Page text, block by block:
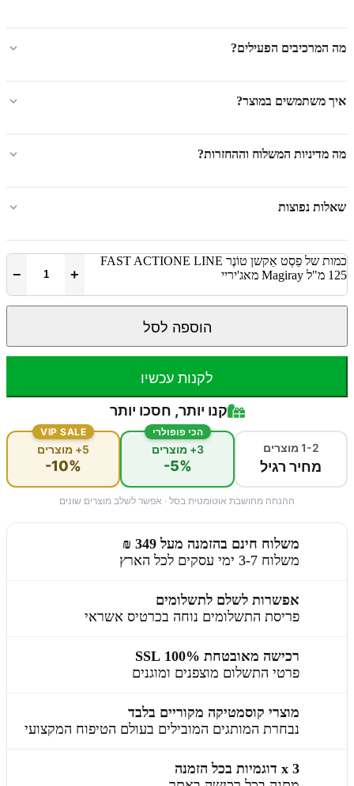
מה המרכיבים הפעילים?
איך משתמשים במוצר?
מה מדיניות המשלוח וההחזרות?
שאלות נפוצות
כמות של פֵסְט אֵקשן טוֹנֶר FAST ACTIONE LINE
125 מ"ל Magiray מאג'יריי
+
−
הוספה לסל
לקנות עכשיו
קנו יותר, חסכו יותר
1-2 מוצרים
מחיר רגיל
הכי פופולרי
3+ מוצרים
-5%
VIP SALE
5+ מוצרים
-10%
ההנחה מחושבת אוטומטית בסל · אפשר לשלב מוצרים שונים
משלוח חינם בהזמנה מעל 349 ₪
משלוח 3-7 ימי עסקים לכל הארץ
אפשרות לשלם לתשלומים
פריסת התשלומים נוחה בכרטיס אשראי
רכישה מאובטחת 100% SSL
פרטי התשלום מוצפנים ומוגנים
מוצרי קוסמטיקה מקוריים בלבד
נבחרת המותגים המובילים בעולם הטיפוח המקצועי
3 x דוגמיות בכל הזמנה